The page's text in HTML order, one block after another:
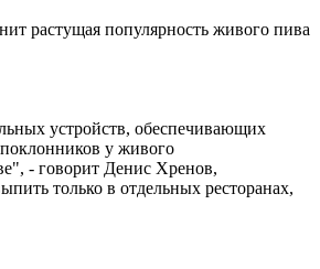
растущая популярность живого пива
устройств, обеспечивающих
у живого
- говорит Денис Хренов,
только в отдельных ресторанах,